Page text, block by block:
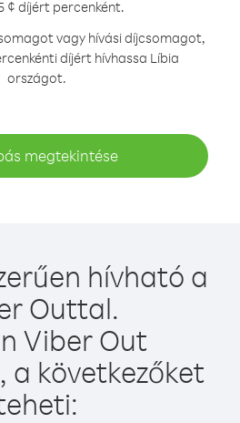
¢ díjért percenként.
vagy hívási díjcsomagot,
díjért hívhassa Líbia
országot.
megtekintése
hívható a
Outtal.
Viber Out
a következőket